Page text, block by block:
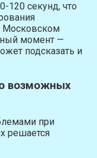
120 секунд, что
Московском
момент —
подсказать и
возможных
при
решается